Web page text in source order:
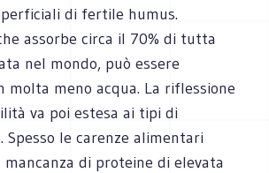
di fertile humus.
assorbe circa il 70% di tutta
nel mondo, può essere
meno acqua. La riflessione
va poi estesa ai tipi di
Spesso le carenze alimentari
mancanza di proteine di elevata